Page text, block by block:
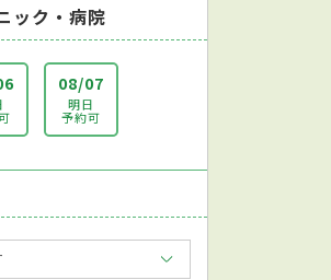
ック・病院
08/07
明日
予約可